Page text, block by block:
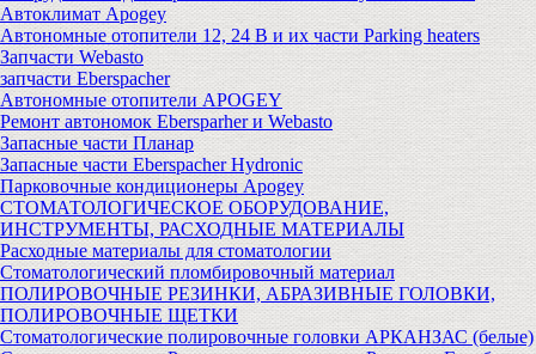
Автоклимат Apogey
Автономные отопители 12, 24 В и их части Parking heaters
Запчасти Webasto
запчасти Eberspacher
Автономные отопители APOGEY
Ремонт автономок Ebersparher и Webasto
Запасные части Планар
Запасные части Eberspacher Hydronic
Парковочные кондиционеры Apogey
СТОМАТОЛОГИЧЕСКОЕ ОБОРУДОВАНИЕ,
ИНСТРУМЕНТЫ, РАСХОДНЫЕ МАТЕРИАЛЫ
Расходные материалы для стоматологии
Стоматологический пломбировочный материал
ПОЛИРОВОЧНЫЕ РЕЗИНКИ, АБРАЗИВНЫЕ ГОЛОВКИ,
ПОЛИРОВОЧНЫЕ ЩЕТКИ
Стоматологические полировочные головки АРКАНЗАС (белые)